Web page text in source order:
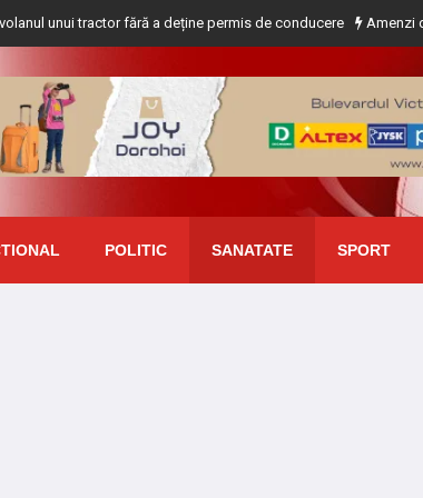
fără a deține permis de conducere Amenzi de peste 70
POLITIC SANATATE SPORT